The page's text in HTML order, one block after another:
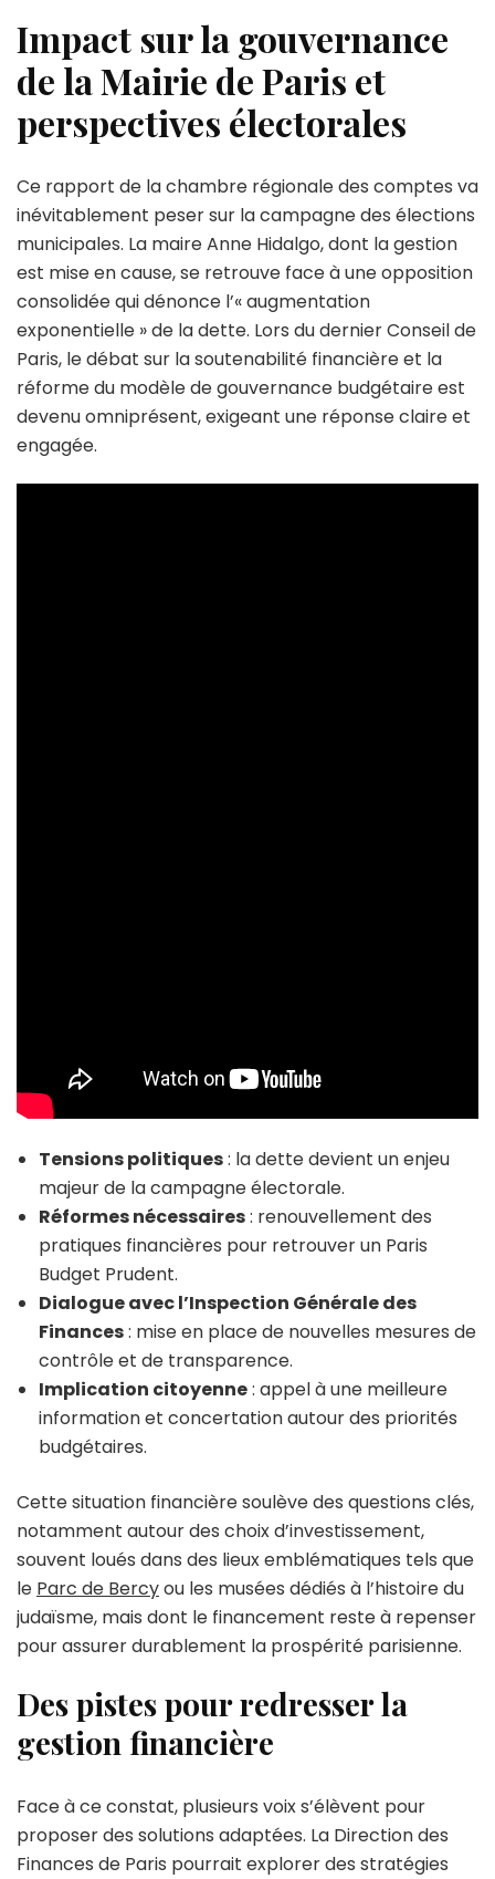
Impact sur la gouvernance
de la Mairie de Paris et
perspectives électorales
Ce rapport de la chambre régionale des comptes va
inévitablement peser sur la campagne des élections
municipales. La maire Anne Hidalgo, dont la gestion
est mise en cause, se retrouve face à une opposition
consolidée qui dénonce l’« augmentation
exponentielle » de la dette. Lors du dernier Conseil de
Paris, le débat sur la soutenabilité financière et la
réforme du modèle de gouvernance budgétaire est
devenu omniprésent, exigeant une réponse claire et
engagée.
Tensions politiques: la dette devient un enjeu
majeur de la campagne électorale.
Réformes nécessaires: renouvellement des
pratiques financières pour retrouver un Paris
Budget Prudent.
Dialogue avec l’Inspection Générale des
Finances: mise en place de nouvelles mesures de
contrôle et de transparence.
Implication citoyenne: appel à une meilleure
information et concertation autour des priorités
budgétaires.
Cette situation financière soulève des questions clés,
notamment autour des choix d’investissement,
souvent loués dans des lieux emblématiques tels que
le Parc de Bercyou les musées dédiés à l’histoire du
judaïsme, mais dont le financement reste à repenser
pour assurer durablement la prospérité parisienne.
Des pistes pour redresser la
gestion financière
Face à ce constat, plusieurs voix s’élèvent pour
proposer des solutions adaptées. La Direction des
Finances de Paris pourrait explorer des stratégies